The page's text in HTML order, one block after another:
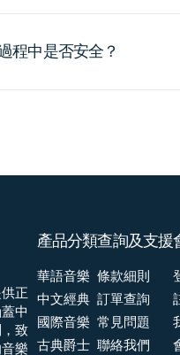
程中是否安全？
正
中
致
樂
產品分類
華語音樂
中文經典
國際音樂
古典爵士
查詢及支援
條款細則
訂單查詢
常見問題
聯絡我們